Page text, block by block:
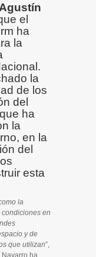
Agustín
el
ha
la
la
de los
del
ha
la
en la
del
esta
la
en
y de
que utilizan”,